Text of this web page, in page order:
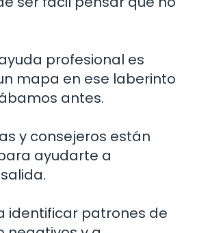
profesional es
mapa en ese laberinto
antes.
y consejeros están
ayudarte a
identificar patrones de